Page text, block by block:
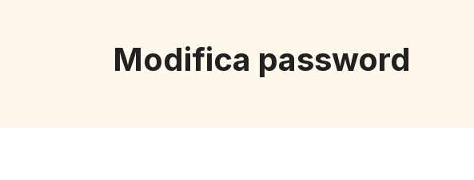
Modifica password